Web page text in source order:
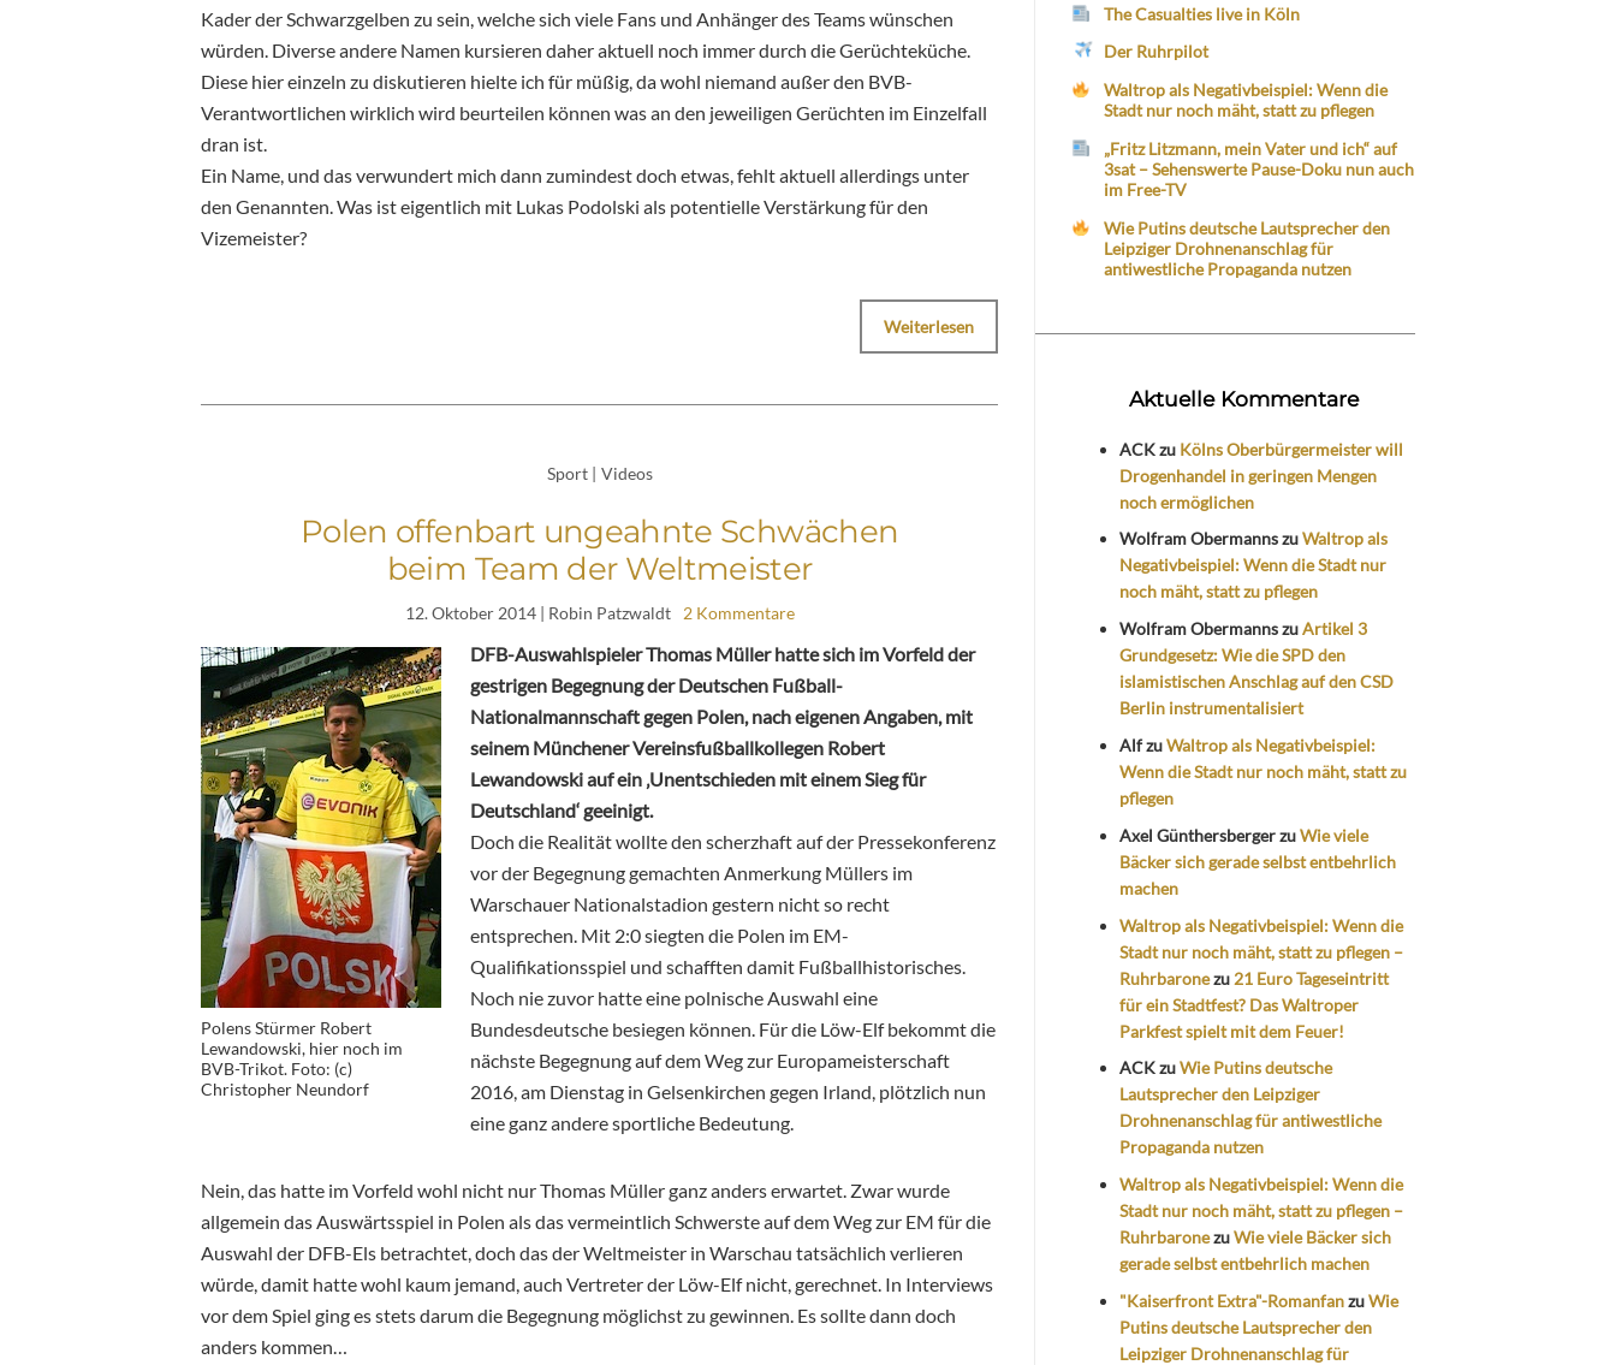
Kader der Schwarzgelben zu sein, welche sich viele Fans und Anhänger des Teams wünschen
würden. Diverse andere Namen kursieren daher aktuell noch immer durch die Gerüchteküche.
Diese hier einzeln zu diskutieren hielte ich für müßig, da wohl niemand außer den BVB-
Verantwortlichen wirklich wird beurteilen können was an den jeweiligen Gerüchten im Einzelfall
dran ist.
Ein Name, und das verwundert mich dann zumindest doch etwas, fehlt aktuell allerdings unter
den Genannten. Was ist eigentlich mit Lukas Podolski als potentielle Verstärkung für den
Vizemeister?
Weiterlesen
Sport | Videos
Polen offenbart ungeahnte Schwächen
beim Team der Weltmeister
12. Oktober 2014| Robin Patzwaldt 2 Kommentare
Polens Stürmer Robert
Lewandowski, hier noch im
BVB-Trikot. Foto: (c)
Christopher Neundorf
DFB-Auswahlspieler Thomas Müller hatte sich im Vorfeld der
gestrigen Begegnung der Deutschen Fußball-
Nationalmannschaft gegen Polen, nach eigenen Angaben, mit
seinem Münchener Vereinsfußballkollegen Robert
Lewandowski auf ein ‚Unentschieden mit einem Sieg für
Deutschland‘ geeinigt.
Doch die Realität wollte den scherzhaft auf der Pressekonferenz
vor der Begegnung gemachten Anmerkung Müllers im
Warschauer Nationalstadion gestern nicht so recht
entsprechen. Mit 2:0 siegten die Polen im EM-
Qualifikationsspiel und schafften damit Fußballhistorisches.
Noch nie zuvor hatte eine polnische Auswahl eine
Bundesdeutsche besiegen können. Für die Löw-Elf bekommt die
nächste Begegnung auf dem Weg zur Europameisterschaft
2016, am Dienstag in Gelsenkirchen gegen Irland, plötzlich nun
eine ganz andere sportliche Bedeutung.
Nein, das hatte im Vorfeld wohl nicht nur Thomas Müller ganz anders erwartet. Zwar wurde
allgemein das Auswärtsspiel in Polen als das vermeintlich Schwerste auf dem Weg zur EM für die
Auswahl der DFB-Els betrachtet, doch das der Weltmeister in Warschau tatsächlich verlieren
würde, damit hatte wohl kaum jemand, auch Vertreter der Löw-Elf nicht, gerechnet. In Interviews
vor dem Spiel ging es stets darum die Begegnung möglichst zu gewinnen. Es sollte dann doch
anders kommen…
The Casualties live in Köln
Der Ruhrpilot
Waltrop als Negativbeispiel: Wenn die
Stadt nur noch mäht, statt zu pflegen
„Fritz Litzmann, mein Vater und ich“ auf
3sat – Sehenswerte Pause-Doku nun auch
im Free-TV
Wie Putins deutsche Lautsprecher den
Leipziger Drohnenanschlag für
antiwestliche Propaganda nutzen
Aktuelle Kommentare
ACKzu Kölns Oberbürgermeister will
Drogenhandel in geringen Mengen
noch ermöglichen
Wolfram ObermannszuWaltrop als
Negativbeispiel: Wenn die Stadt nur
noch mäht, statt zu pflegen
Wolfram ObermannszuArtikel 3
Grundgesetz: Wie die SPD den
islamistischen Anschlag auf den CSD
Berlin instrumentalisiert
AlfzuWaltrop als Negativbeispiel:
Wenn die Stadt nur noch mäht, statt zu
pflegen
Axel GünthersbergerzuWie viele
Bäcker sich gerade selbst entbehrlich
machen
Waltrop als Negativbeispiel: Wenn die
Stadt nur noch mäht, statt zu pflegen –
Ruhrbaronezu 21 Euro Tageseintritt
für ein Stadtfest? Das Waltroper
Parkfest spielt mit dem Feuer!
ACKzuWie Putins deutsche
Lautsprecher den Leipziger
Drohnenanschlag für antiwestliche
Propaganda nutzen
Waltrop als Negativbeispiel: Wenn die
Stadt nur noch mäht, statt zu pflegen –
RuhrbaronezuWie viele Bäcker sich
gerade selbst entbehrlich machen
"Kaiserfront Extra"-RomanfanzuWie
Putins deutsche Lautsprecher den
Leipziger Drohnenanschlag für